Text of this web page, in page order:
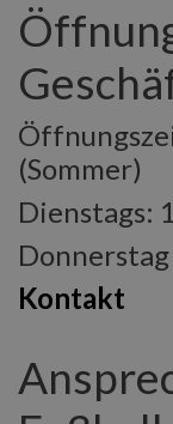
(Sommer)
Dienstags:
Kontakt